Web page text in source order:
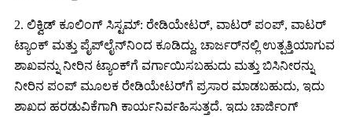
2. ಲಿಕ್ವಿಡ್ ಕೂಲಿಂಗ್ ಸಿಸ್ಟಮ್: ರೇಡಿಯೇಟರ್, ವಾಟರ್ ಪಂಪ್, ವಾಟರ್
ಟ್ಯಾಂಕ್ ಮತ್ತು ಪೈಪ್‌ಲೈನ್‌ನಿಂದ ಕೂಡಿದ್ದು, ಚಾರ್ಜರ್‌ನಲ್ಲಿ ಉತ್ಪತ್ತಿಯಾಗುವ
ಶಾಖವನ್ನು ನೀರಿನ ಟ್ಯಾಂಕ್‌ಗೆ ವರ್ಗಾಯಿಸಬಹುದು ಮತ್ತು ಬಿಸಿನೀರನ್ನು
ನೀರಿನ ಪಂಪ್ ಮೂಲಕ ರೇಡಿಯೇಟರ್‌ಗೆ ಪ್ರಸಾರ ಮಾಡಬಹುದು, ಇದು
ಶಾಖದ ಹರಡುವಿಕೆಗಾಗಿ ಕಾರ್ಯನಿರ್ವಹಿಸುತ್ತದೆ. ಇದು ಚಾರ್ಜಿಂಗ್